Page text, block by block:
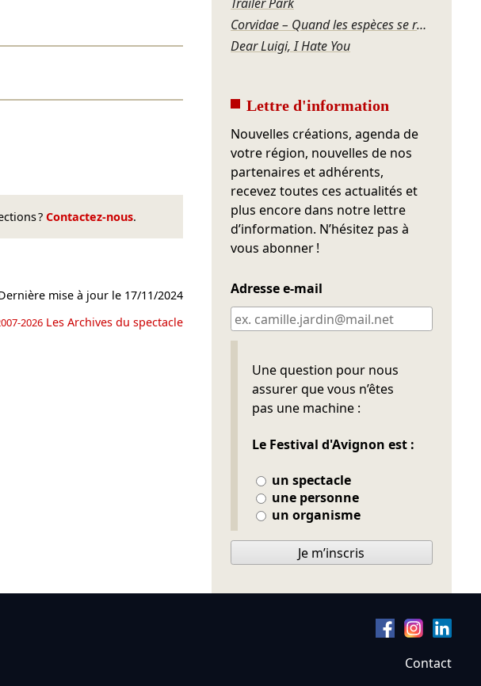
? Contactez-nous.
mise à jour le 17/11/2024
2026 Les Archives du spectacle
Corvidae – Quand les espèces se regardent
Dear Luigi, I Hate You
Lettre d'information
Nouvelles créations, agenda de
votre région, nouvelles de nos
partenaires et adhérents,
recevez toutes ces actualités et
plus encore dans notre lettre
d’information. N’hésitez pas à
vous abonner !
Adresse e-mail
Une question pour nous
assurer que vous n’êtes
pas une machine :
Le Festival d'Avignon est :
un spectacle
une personne
un organisme
Ne pas remplir
Je m’inscris
Contact